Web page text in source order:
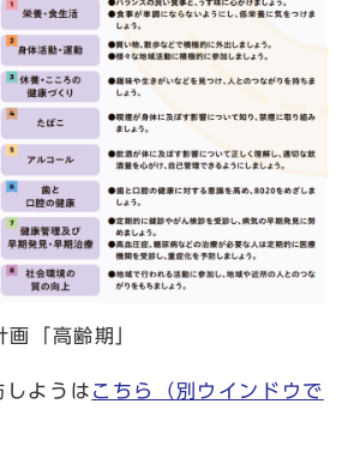
「高齢期」
しようは こちら
（別ウインドウで